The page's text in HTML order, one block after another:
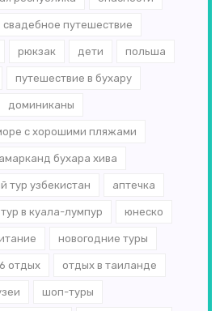
свадебное путешествие
рюкзак дети польша
путешествие в бухару
доминиканы
с хорошими пляжами
бухара хива
тур узбекистан аптечка
тур в куала-лумпур юнеско
новогодние туры
отдых отдых в таиланде
шоп-туры